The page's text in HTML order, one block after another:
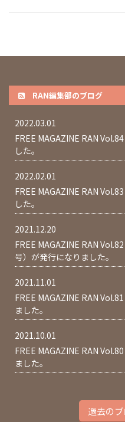
RAN編集部のブログ
2022.03.01
FREE MAGAZINE RAN
した。
2022.02.01
FREE MAGAZINE RAN
した。
2021.12.20
FREE MAGAZINE RAN
号）が発行になりました。
2021.11.01
FREE MAGAZINE RAN
ました。
2021.10.01
FREE MAGAZINE RAN
ました。
過去の